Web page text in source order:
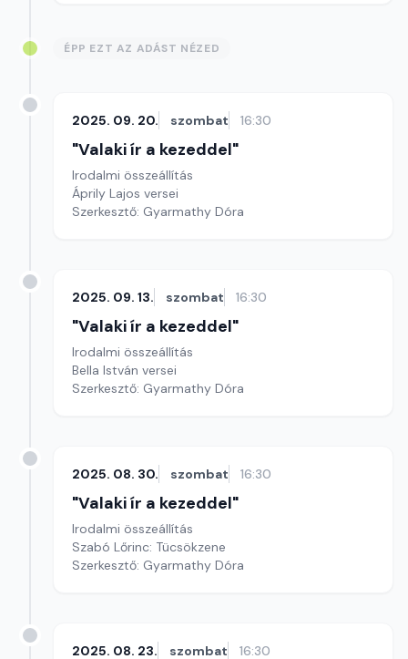
ÉPP EZT AZ ADÁST NÉZED
2025. 09. 20. szombat 16:30
"Valaki ír a kezeddel"
Irodalmi összeállítás
Áprily Lajos versei
Szerkesztő: Gyarmathy Dóra
2025. 09. 13. szombat 16:30
"Valaki ír a kezeddel"
Irodalmi összeállítás
Bella István versei
Szerkesztő: Gyarmathy Dóra
2025. 08. 30. szombat 16:30
"Valaki ír a kezeddel"
Irodalmi összeállítás
Szabó Lőrinc: Tücsökzene
Szerkesztő: Gyarmathy Dóra
2025. 08. 23. szombat 16:30